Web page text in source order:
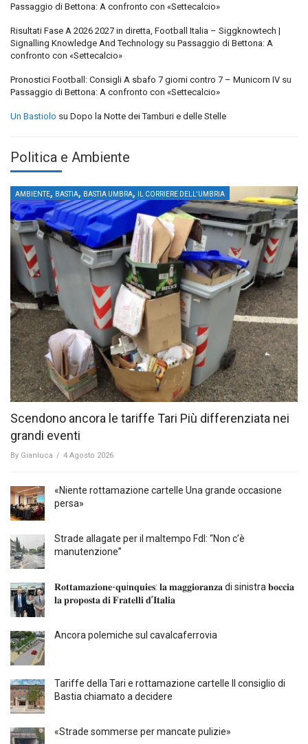
Passaggio di Bettona: A confronto con «Settecalcio»
Risultati Fase A 2026 2027 in diretta, Football Italia – Siggknowtech |
Signalling Knowledge And Technology su Passaggio di Bettona: A
confronto con «Settecalcio»
Pronostici Football: Consigli A sbafo 7 giorni contro 7 – Municorn IV su
Passaggio di Bettona: A confronto con «Settecalcio»
Un Bastiolo su Dopo la Notte dei Tamburi e delle Stelle
Politica e Ambiente
AMBIENTE, BASTIA, BASTIA UMBRA, IL CORRIERE DELL'UMBRIA
Scendono ancora le tariffe Tari Più differenziata nei
grandi eventi
By Gianluca / 4 Agosto 2026
«Niente rottamazione cartelle Una grande occasione
persa»
Strade allagate per il maltempo FdI: “Non c’è
manutenzione”
𝐑𝐨𝐭𝐭𝐚𝐦𝐚𝐳𝐢𝐨𝐧𝐞-𝐪𝐮i𝐧𝐪𝐮𝐢𝐞𝐬: 𝐥𝐚 𝐦𝐚𝐠𝐠𝐢𝐨𝐫𝐚𝐧𝐳𝐚 di sinistra 𝐛𝐨𝐜𝐜𝐢𝐚
𝐥𝐚 𝐩𝐫𝐨𝐩𝐨𝐬𝐭𝐚 𝐝𝐢 𝐅𝐫𝐚𝐭𝐞𝐥𝐥𝐢 𝐝’𝐈𝐭𝐚𝐥𝐢𝐚
Ancora polemiche sul cavalcaferrovia
Tariffe della Tari e rottamazione cartelle Il consiglio di
Bastia chiamato a decidere
«Strade sommerse per mancate pulizie»